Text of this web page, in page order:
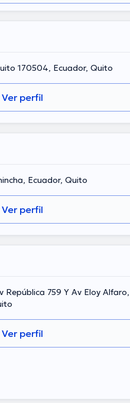
170504, Ecuador, Quito
Ver perfil
Ecuador, Quito
Ver perfil
República 759 Y Av Eloy Alfaro,
Ver perfil